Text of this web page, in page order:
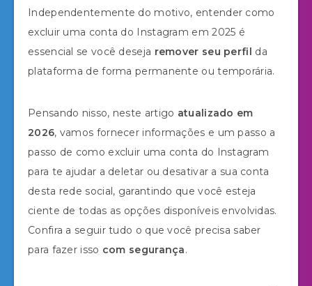
Independentemente do motivo, entender como
excluir uma conta do Instagram em 2025 é
essencial se você deseja remover seu perfil da
plataforma de forma permanente ou temporária.
Pensando nisso, neste artigo atualizado em
2026, vamos fornecer informações e um passo a
passo de como excluir uma conta do Instagram
para te ajudar a deletar ou desativar a sua conta
desta rede social, garantindo que você esteja
ciente de todas as opções disponíveis envolvidas.
Confira a seguir tudo o que você precisa saber
para fazer isso com segurança.